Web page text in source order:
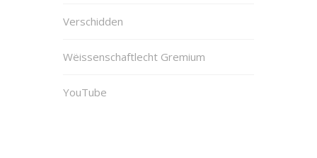
Verschidden
Wëissenschaftlecht Gremium
YouTube